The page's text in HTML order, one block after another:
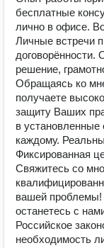
бесплатные
лично в офисе.
Личные встречи
договорённости.
решение,
Обращаясь ко
получаете
защиту Ваших
в
каждому.
Фиксированная
Свяжитесь со
вашей
останетесь с
Российское
необходимость